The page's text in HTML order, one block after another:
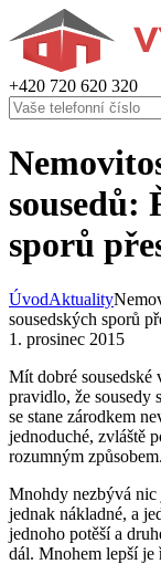
+420 720 620 320
sousedů:
sporů
ÚvodAktuality
sousedských sporů
1. prosinec 2015
Mít dobré sousedské
pravidlo, že sousedy
se stane zárodkem
jednoduché, zvláště
rozumným způsobem.
Mnohdy nezbývá nic
jednak nákladné, a
jednoho potěší a
dál. Mnohem lepší je